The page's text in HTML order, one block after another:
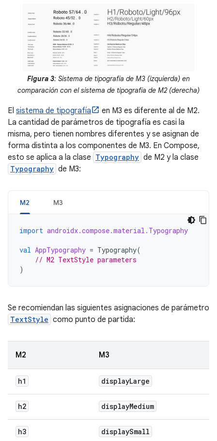
Figura 3: Sistema de tipografía de M3 (izquierda) en
comparación con el sistema de tipografía de M2 (derecha)
El sistema de tipografía
en M3 es diferente al de M2.
La cantidad de parámetros de tipografía es casi la
misma, pero tienen nombres diferentes y se asignan de
forma distinta a los componentes de M3. En Compose,
esto se aplica a la clase Typography de M2 y la clase
Typography de M3:
M2 M3
import androidx.compose.material.Typography
val AppTypography = Typography(
// M2 TextStyle parameters
)
Se recomiendan las siguientes asignaciones de parámetro
TextStyle como punto de partida:
M2 M3
h1 displayLarge
h2 displayMedium
h3 displaySmall